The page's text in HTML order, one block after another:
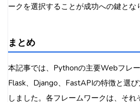
ークを選択することが成功への鍵とな
まとめ
本記事では、Pythonの主要Webフレ
Flask、Django、FastAPIの特徴と選
しました。各フレームワークは、そ